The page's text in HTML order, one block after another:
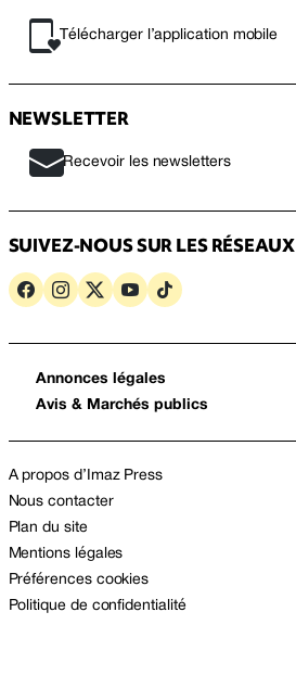
Télécharger l’application mobile
NEWSLETTER
Recevoir les newsletters
SUIVEZ-NOUS SUR LES RÉSEAUX
Annonces légales
Avis & Marchés publics
A propos d’Imaz Press
Nous contacter
Plan du site
Mentions légales
Préférences cookies
Politique de confidentialité